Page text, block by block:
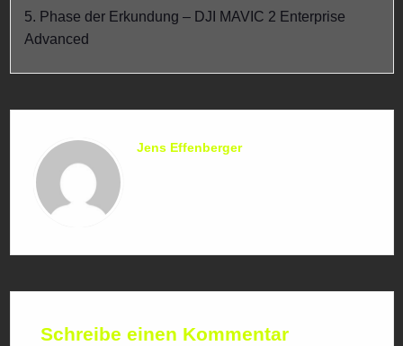
5. Phase der Erkundung – DJI MAVIC 2 Enterprise
Advanced
Jens Effenberger
Schreibe einen Kommentar